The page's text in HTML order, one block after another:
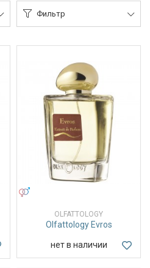
Фильтр
OLFATTOLOGY
Olfattology Evros
нет в наличии